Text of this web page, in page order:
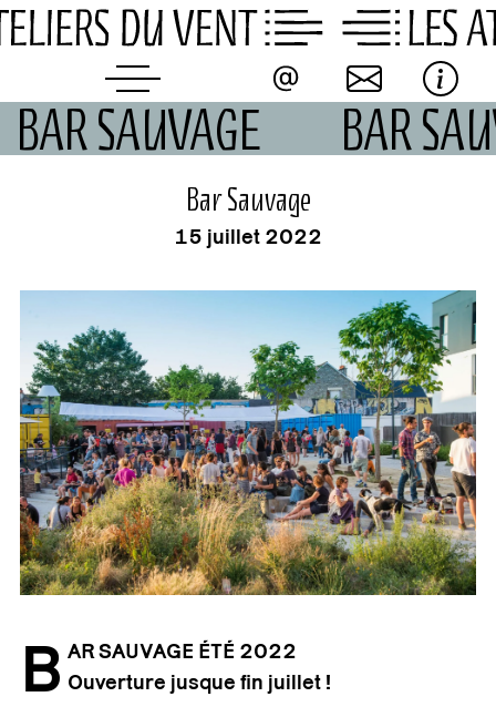
Skip
to
BAR SAUVAGE BAR
Bar Sauvage
15 juillet 2022
B AR SAUVAGE ÉTÉ 2022
Ouverture jusque fin juillet !